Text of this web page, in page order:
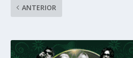
ANTERIOR